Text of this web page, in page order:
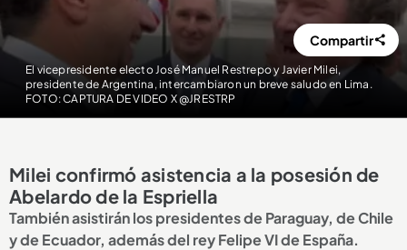
El vicepresidente electo José Manuel Restrepo y Javier Milei,
presidente de Argentina, intercambiaron un breve saludo en Lima.
FOTO: CAPTURA DE VIDEO X @JRESTRP
Compartir
Milei confirmó asistencia a la posesión de
Abelardo de la Espriella
También asistirán los presidentes de Paraguay, de Chile
y de Ecuador, además del rey Felipe VI de España.